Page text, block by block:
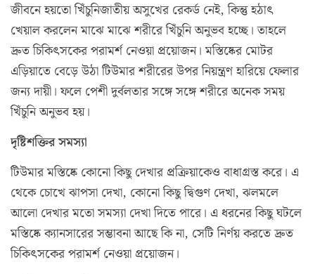
জীবনে হয়তো খিঁচুনিজাতীয় অসুখের রেকর্ড নেই, কিন্তু হঠাৎ
খেয়াল করলেন মাঝে মাঝে শরীরে খিঁচুনি অনুভব হচ্ছে। তাহলে
দ্রুত চিকিৎসকের পরামর্শ নেওয়া প্রয়োজন। মস্তিষ্কের মোটর
এড়িয়াতে বেড়ে উঠা টিউমার শরীরের উপর নিয়ন্ত্রণ হারিয়ে ফেলার
জন্য দায়ী। ফলে পেশী দুর্বলতার সঙ্গে সঙ্গে শরীরে অনেক সময়
খিঁচুনি অনুভব হয়।
দৃষ্টিশক্তির সমস্যা
টিউমার মস্তিষ্কে কোনো কিছু দেখার প্রক্রিয়াকেও বাধাগ্রস্ত করে। এ
থেকে চোখে ঝাপসা দেখা, কোনো কিছু দ্বিগুণ দেখা, ঝলমলে
আলো দেখার মতো সমস্যা দেখা দিতে পারে। এ ধরনের কিছু ঘটলে
মস্তিষ্কে ক্যানসারের সম্ভাবনা আছে কি না, সেটি নির্ণয় করতে দ্রুত
চিকিৎসকের পরামর্শ নেওয়া প্রয়োজন।